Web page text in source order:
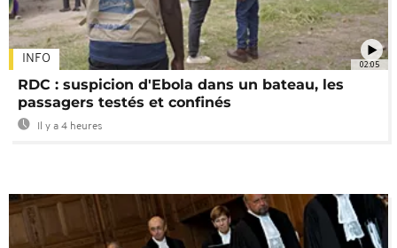
02:05
INFO
RDC : suspicion d'Ebola dans un bateau, les
passagers testés et confinés
Il y a 4 heures